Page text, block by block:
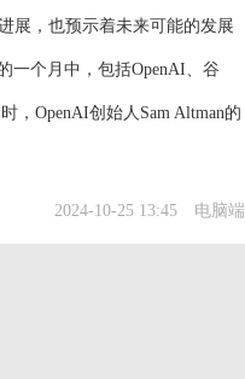
展，也预示着未来可能的发展
一个月中，包括OpenAI、谷
，OpenAI创始人Sam Altman的
2024-10-25 13:45 电脑端